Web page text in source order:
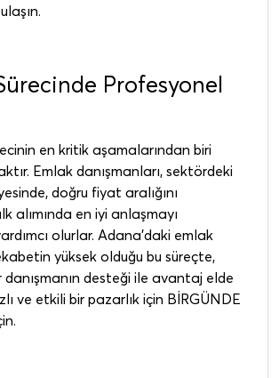
Profesyonel
en kritik aşamalarından biri
Emlak danışmanları, sektördeki
doğru fiyat aralığını
alımında en iyi anlaşmayı
olurlar. Adana'daki emlak
yüksek olduğu bu süreçte,
desteği ile avantaj elde
ve etkili bir pazarlık için BİRGÜNDE